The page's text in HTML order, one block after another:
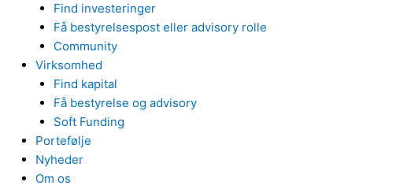
Find investeringer
Få bestyrelsespost eller advisory rolle
Community
Virksomhed
Find kapital
Få bestyrelse og advisory
Soft Funding
Portefølje
Nyheder
Om os